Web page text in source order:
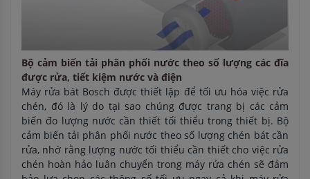
Bộ cảm biến tải phân phối nước theo số lượng các đĩa
được rửa, tiết kiệm nước và điện
Máy rửa bát Bosch được thiết lập để tối ưu hóa việc rửa
chén, đó là lý do tại sao chúng được trang bị các cảm
biến đo lượng nước cần thiết tối thiểu trong thiết bị. Bộ
cảm biến tải phân phối nước theo số lượng chén bát cần
rửa, nhớ rằng lượng nước tối thiểu cần thiết cho việc rửa
chén hoàn hảo luân chuyển trong máy rửa chén sẽ đảm